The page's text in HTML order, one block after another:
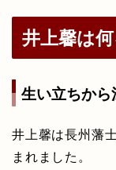
井上馨は
生い立ちから
井上馨は長州藩
まれました。